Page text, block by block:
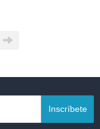
Inscríbete